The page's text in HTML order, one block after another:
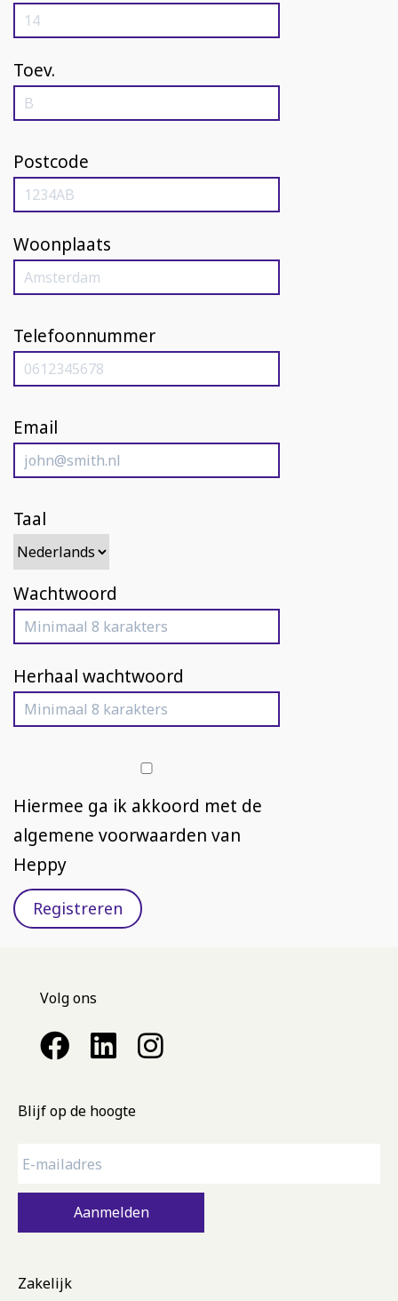
Toev.
Postcode
Woonplaats
Telefoonnummer
Email
Taal
Wachtwoord
Herhaal wachtwoord
Hiermee ga ik akkoord met de
algemene voorwaarden van
Heppy
Registreren
Volg ons
Blijf op de hoogte
Aanmelden
Zakelijk